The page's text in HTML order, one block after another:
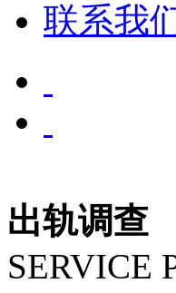
联系我
出轨调查
SERVICE